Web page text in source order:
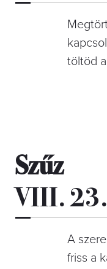
töltöd
Szűz
VIII.
A
friss a